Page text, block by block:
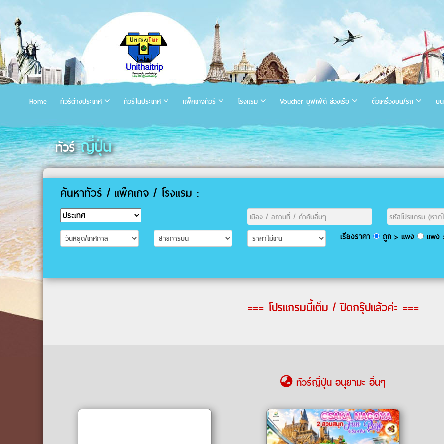
Home ทัวร์ต่างประเทศ ทัวร์ในประเทศ แพ็คเกจทัวร์ โรงแรม Voucher บุฟเฟ่ต์ ล่องเรือ ตั๋วเครื่องบิน/รถ บิ
ทัวร์ ญี่ปุ่น
ค้นหาทัวร์ / แพ็คเกจ / โรงแรม :
เรียงราคา ถูก-> แพง แพง-
=== โปรแกรมนี้เต็ม / ปิดกรุ๊ปแล้วค่ะ ===
ทัวร์ญี่ปุ่น อินุยามะ อื่นๆ